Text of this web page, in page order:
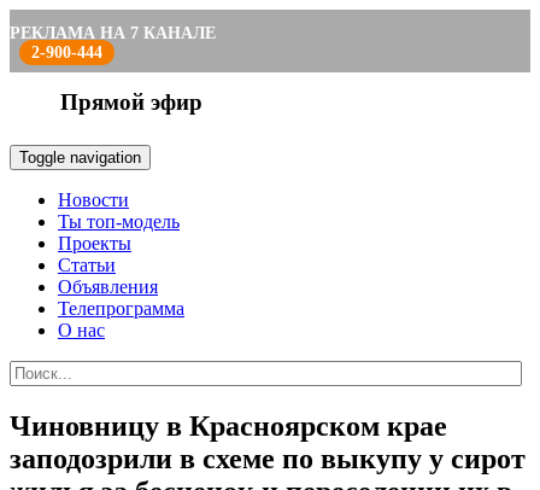
РЕКЛАМА НА 7 КАНАЛЕ
2-900-444
Прямой эфир
Toggle navigation
Новости
Ты топ-модель
Проекты
Статьи
Объявления
Телепрограмма
О нас
Чиновницу в Красноярском крае
заподозрили в схеме по выкупу у сирот